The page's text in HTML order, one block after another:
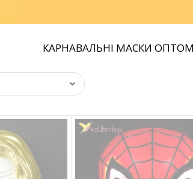
КАРНАВАЛЬНІ МАСКИ ОПТОМ